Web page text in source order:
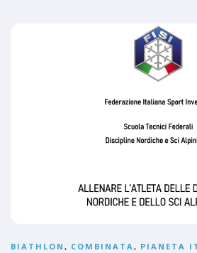
BIATHLON , COMBINATA, PIANETA